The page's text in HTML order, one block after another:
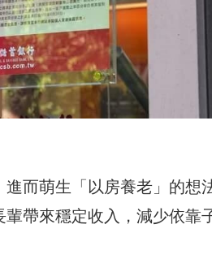
而萌生「以房養老」的想
帶來穩定收入，減少依靠